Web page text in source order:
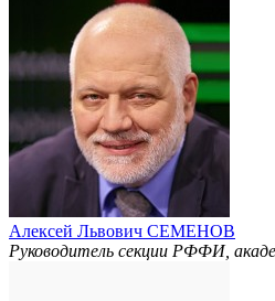
Алексей Львович СЕМЕНОВ
Руководитель секции РФФИ,